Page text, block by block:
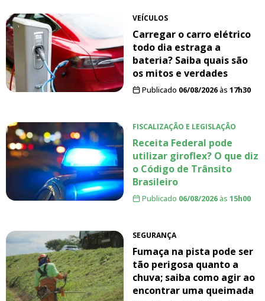
VEÍCULOS
Carregar o carro elétrico
todo dia estraga a
bateria? Saiba quais são
os mitos e verdades
Publicado 06/08/2026às 17h30
FISCALIZAÇÃO E LEGISLAÇÃO
Receita Federal pode
utilizar giroflex? O que diz
o Código de Trânsito
Brasileiro
Publicado 06/08/2026às 15h00
SEGURANÇA
Fumaça na pista pode ser
tão perigosa quanto a
chuva; saiba como agir ao
encontrar uma queimada